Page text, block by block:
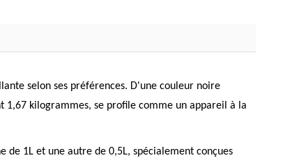
selon ses préférences. D'une couleur noire
1,67 kilogrammes, se profile comme un appareil à la
de 1L et une autre de 0,5L, spécialement conçues